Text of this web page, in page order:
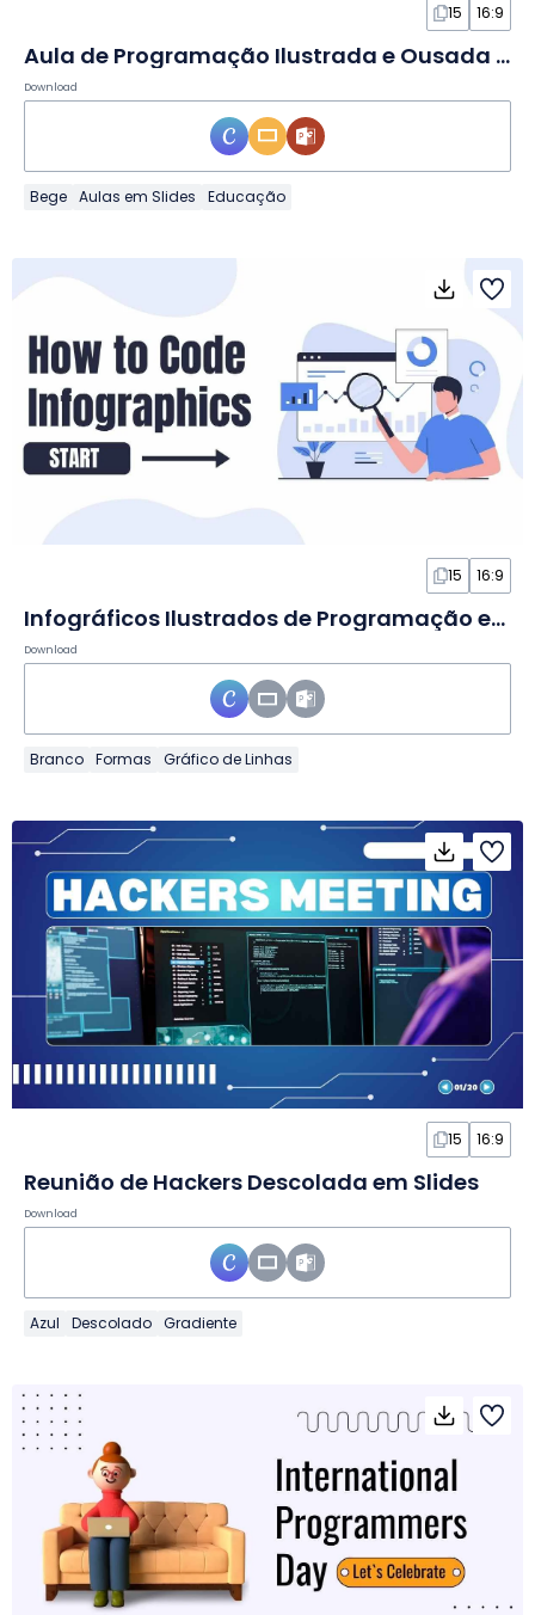
15 16:9
Aula de Programação Ilustrada e Ousada em Slides
Download
Bege Aulas em Slides Educação
15 16:9
Infográficos Ilustrados de Programação em Slides
Download
Branco Formas Gráfico de Linhas
15 16:9
Reunião de Hackers Descolada em Slides
Download
Azul Descolado Gradiente